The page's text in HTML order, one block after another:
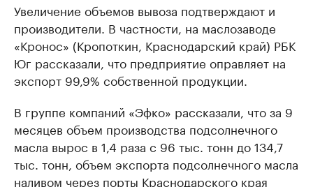
Увеличение объемов вывоза подтверждают и
производители. В частности, на маслозаводе
«Кронос» (Кропоткин, Краснодарский край) РБК
Юг рассказали, что предприятие оправляет на
экспорт 99,9% собственной продукции.
В группе компаний «Эфко» рассказали, что за 9
месяцев объем производства подсолнечного
масла вырос в 1,4 раза с 96 тыс. тонн до 134,7
тыс. тонн, объем экспорта подсолнечного масла
наливом через порты Краснодарского края